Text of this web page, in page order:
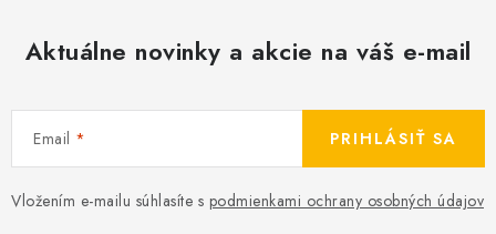
Aktuálne novinky a akcie na váš e-mail
Email
Vložením e-mailu súhlasíte s podmienkami ochrany osobných údajov
PRIHLÁSIŤ SA